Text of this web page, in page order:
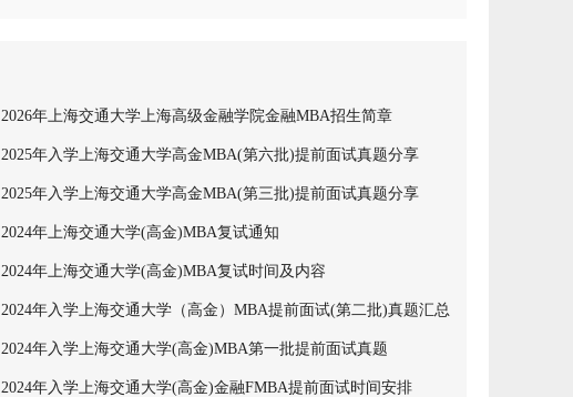
2026年上海交通大学上海高级金融学院金融MBA招生简章
2025年入学上海交通大学高金MBA(第六批)提前面试真题分享
2025年入学上海交通大学高金MBA(第三批)提前面试真题分享
2024年上海交通大学(高金)MBA复试通知
2024年上海交通大学(高金)MBA复试时间及内容
2024年入学上海交通大学（高金）MBA提前面试(第二批)真题汇总
2024年入学上海交通大学(高金)MBA第一批提前面试真题
2024年入学上海交通大学(高金)金融FMBA提前面试时间安排